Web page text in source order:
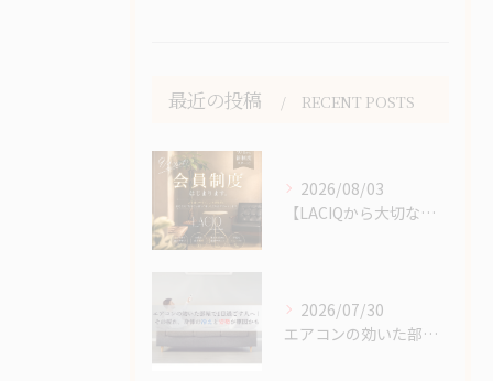
最近の投稿 RECENT POSTS
2026/08/03
【LACIQから大切なお知らせ】
2026/07/30
エアコンの効いた部屋で1日過ごす人へ｜その疲れ、身体の冷えと...